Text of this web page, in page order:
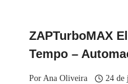
ZAPTurboMAX
Tempo –
PorAna Oliveira 24 de